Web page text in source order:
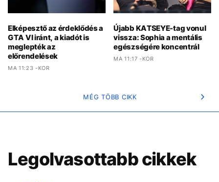
Elképesztő az érdeklődés a
GTA VI iránt, a kiadót is
meglepték az
előrendelések
MA 11:23 -KOR
Újabb KATSEYE-tag vonul
vissza: Sophia a mentális
egészségére koncentrál
MA 11:17 -KOR
MÉG TÖBB CIKK
Legolvasottabb cikkek